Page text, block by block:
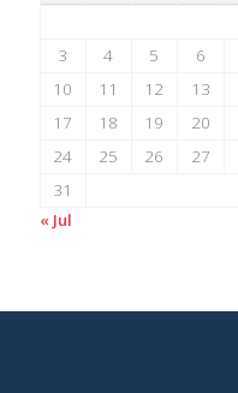
3
4 5 6
10
11 12 13
17
18 19 20
24
25 26 27
31
« Jul